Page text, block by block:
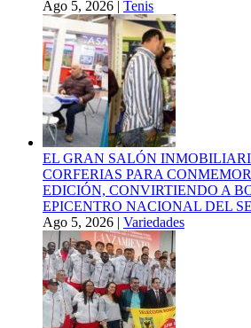
Ago 5, 2026 | Tenis
EL GRAN SALÓN
CORFERIAS PARA
EDICIÓN, CONVIRTIENDO A
EPICENTRO NACIONAL DEL
Ago 5, 2026 | Variedades